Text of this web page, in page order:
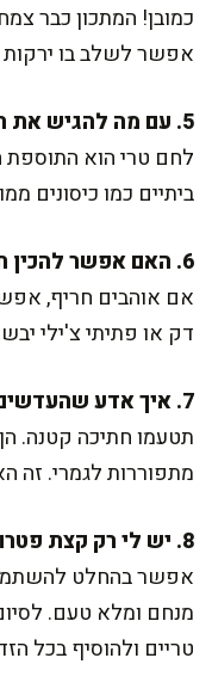
כמובן! המתכון כבר
אפשר לשלב בו ירקות
5. עם מה להגיש את המרק?
לחם טרי הוא
ביתיים כמו כיסונים
6. האם אפשר להכין חרירה חריף?
אם אוהבים חריף,
דק או פתיתי צ'ילי
7. איך אדע שהעדשים בושלו מספיק?
תטעמו חתיכה קטנה.
מתפוררות לגמרי. זה
8. יש לי רק קצת פטרוזיליה וכוסברה, זה מספיק?
אפשר בהחלט
מנחם ומלא טעם.
טריים ולהוסיף בכל